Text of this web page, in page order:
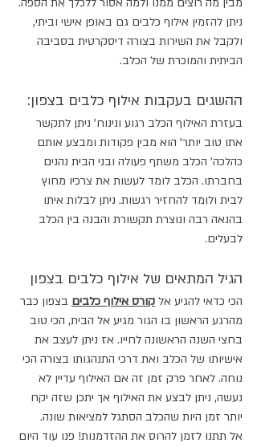
מבין מה רוצים ממנו ולמה אסור ללכלך את הספה.
ניתן להזמין אילוף כלבים גם באופן אישי וביתי,
ולקבל את השירות בצורה דיסקרטית בסביבה
הביתית והמוכרת של הכלב.
ההשגים בעקבות אילוף כלבים בצפון:
בעזרת האילוף הכלב רגוע ונינוח' ניתן לתקשר
אתו טוב יותר' הוא מבין פקודות ומבצע אותם
כהלכה' הכלב משתף פעולה ובני הבית נהנים
בחברתו. הכלב לומד לעשות את צרכיו מחוץ
לבית ולומד להחזיר רגשות. ניתן לבלות איתו
בהנאה רבה ונוצרת תקשורת והבנה בין הכלב
לבעלים.
הגיל המתאים של אילוף כלבים בצפון
הכי כדאי להגיע אל קורס אילוף כלבים בצפון כבר
מהרגע הראשון בו הגור מגיע אל הבית, הכי טוב
בחצי השנה הראשונה לחייו. אז ניתן לעצב את
אישיותו של הכלב ואת דרכי התנהגותו בצורה הכי
נוחה. לאחר פרק זמן זה אם האילוף עדיין לא
נעשה, ניתן לבצע את האילוף אך יתכן שזה יקח
יותר זמן היות שהכלב הסתגל למציאות שונה.
אל תתנו לזמן להרוס את ההזדמנות! פנו עוד היום